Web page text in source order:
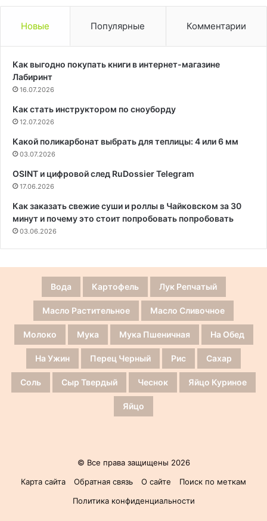
Новые Популярные Комментарии
Как выгодно покупать книги в интернет-магазине
Лабиринт
16.07.2026
Как стать инструктором по сноуборду
12.07.2026
Какой поликарбонат выбрать для теплицы: 4 или 6 мм
03.07.2026
OSINT и цифровой след RuDossier Telegram
17.06.2026
Как заказать свежие суши и роллы в Чайковском за 30
минут и почему это стоит попробовать попробовать
03.06.2026
Вода Картофель Лук Репчатый
Масло Растительное Масло Сливочное
Молоко Мука Мука Пшеничная На Обед
На Ужин Перец Черный Рис Сахар
Соль Сыр Твердый Чеснок Яйцо Куриное
Яйцо
© Все права защищены 2026
Карта сайта
Обратная связь О сайте
Поиск по меткам
Политика конфиденциальности